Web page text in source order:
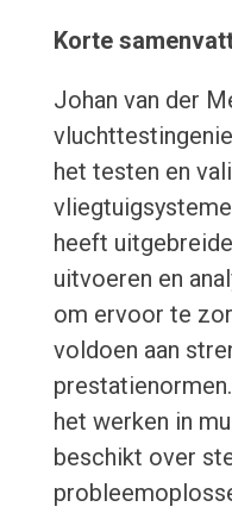
Korte
Johan van der
het testen en
heeft
uitvoeren en
om ervoor te
voldoen aan
het werken in
beschikt over